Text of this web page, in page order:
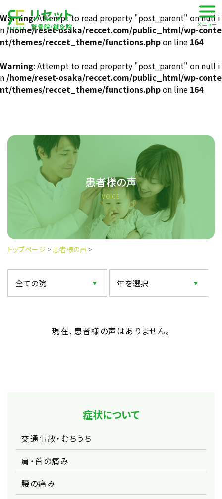
Warning: Attempt to read property "post_parent" on null i
n /home/reset-osaka/reccet.com/public_html/wp-conte
nt/themes/reccet_theme/functions.phpon line 164
Warning: Attempt to read property "post_parent" on null i
n /home/reset-osaka/reccet.com/public_html/wp-conte
nt/themes/reccet_theme/functions.phpon line 164
株式会社 RECCETメニュー
患者様の声
VOICE
トップページ > 患者様の声 >
現在、患者様の声はありません。
症状について
交通事故・むちうち
肩・首の痛み
腰の痛み